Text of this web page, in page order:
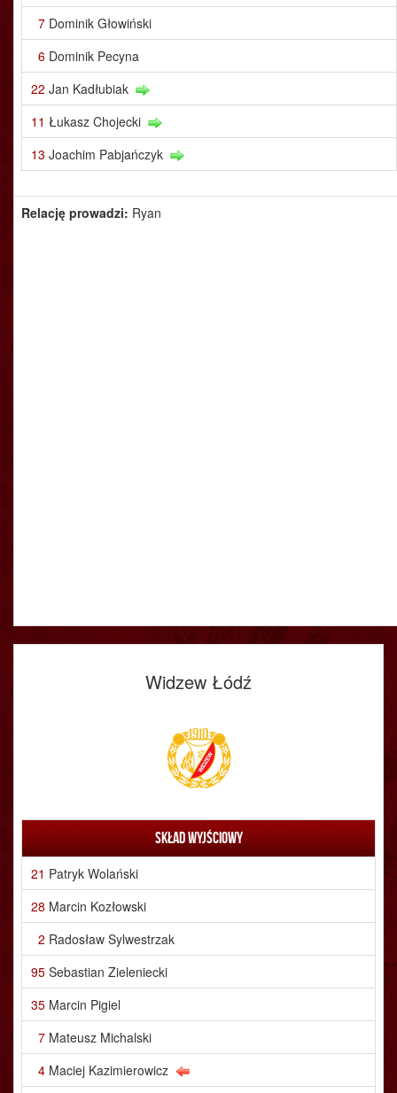
7 Dominik Głowiński
6 Dominik Pecyna
22 Jan Kadłubiak
11 Łukasz Chojecki
13 Joachim Pabjańczyk
Relację prowadzi: Ryan
Widzew Łódź
Skład wyjściowy
21 Patryk Wolański
28 Marcin Kozłowski
2 Radosław Sylwestrzak
95 Sebastian Zieleniecki
35 Marcin Pigiel
7 Mateusz Michalski
4 Maciej Kazimierowicz